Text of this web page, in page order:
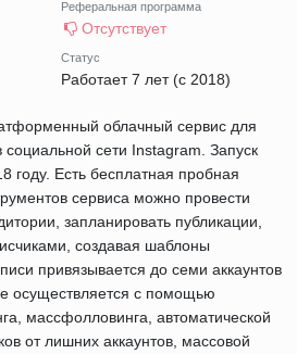
Реферальная программа
Отсутствует
Статус
Работает 7 лет (с 2018)
облачный сервис для
социальной сети Instagram. Запуск
году. Есть бесплатная пробная
сервиса можно провести
запланировать публикации,
создавая шаблоны
привязывается до семи аккаунтов
осуществляется с помощью
массфолловинга, автоматической
от лишних аккаунтов, массовой